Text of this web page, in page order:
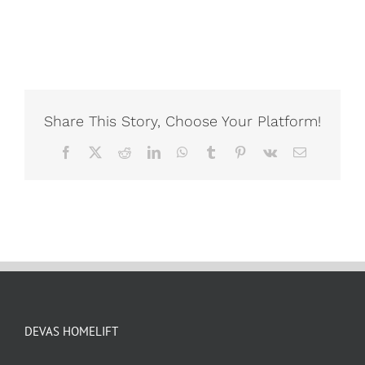
Share This Story, Choose Your Platform!
Facebook RedditLinkedInWhatsApp
Tumblr Pinterest
Vk Email
DEVAS HOMELIFT